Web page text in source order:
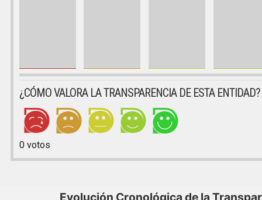
¿CÓMO VALORA LA TRANSPARENCIA DE ESTA ENTIDAD?
0votos
Evolución Cronológica de la